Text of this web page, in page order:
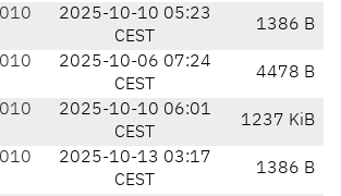
2025-10-10 05:23
CEST
1386 B
2025-10-06 07:24
CEST
4478 B
2025-10-10 06:01
CEST
1237 KiB
2025-10-13 03:17
CEST
1386 B